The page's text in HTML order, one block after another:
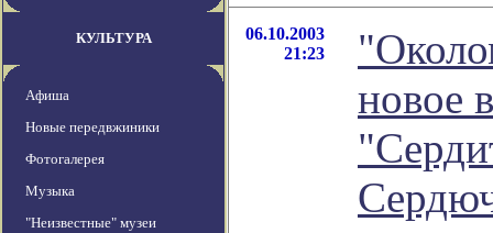
КУЛЬТУРА
Афиша
Новые передвжиники
Фотогалерея
Музыка
"Неизвестные" музеи
06.10.2003
21:23
новое